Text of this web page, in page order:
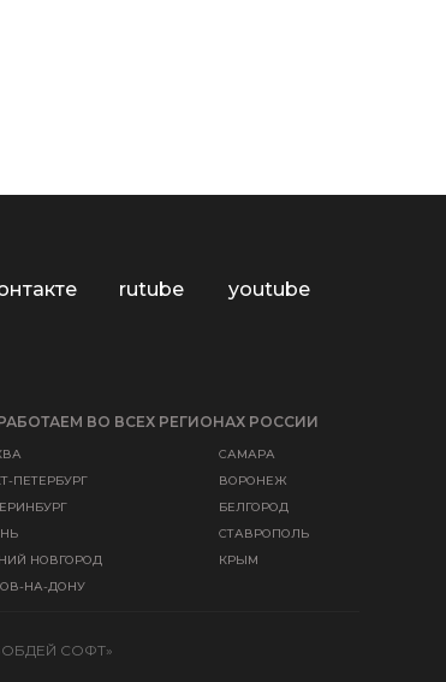
rutube youtube
КРЫМ
СТАВРОПОЛЬ
БЕЛГОРОД
ВОРОНЕЖ
САМАРА
НА-ДОНУ
НОВГОРОД
ПЕТЕРБУРГ
СОФТ»
ВО ВСЕХ РЕГИОНАХ РОССИИ